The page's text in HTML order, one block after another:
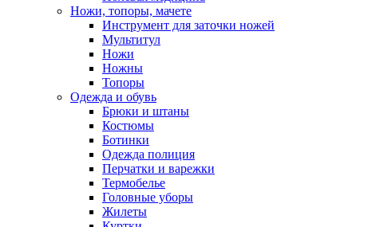
Ножи, топоры, мачете
Инструмент для заточки ножей
Мультитул
Ножи
Ножны
Топоры
Одежда и обувь
Брюки и штаны
Костюмы
Ботинки
Одежда полиция
Перчатки и варежки
Термобелье
Головные уборы
Жилеты